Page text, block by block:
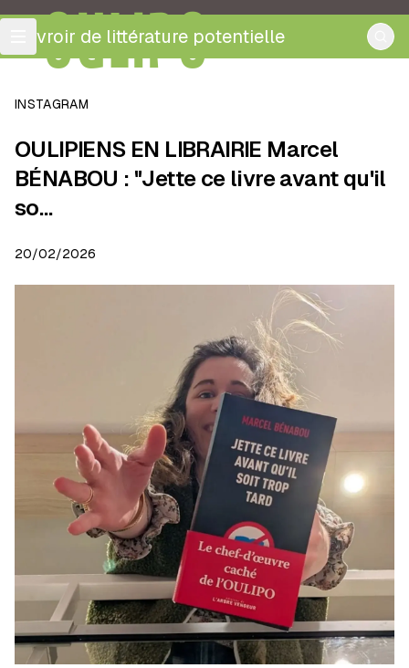
OULIPO
ouvroir de littérature potentielle
INSTAGRAM
OULIPIENS EN LIBRAIRIE Marcel
BÉNABOU : "Jette ce livre avant qu'il
so…
20/02/2026